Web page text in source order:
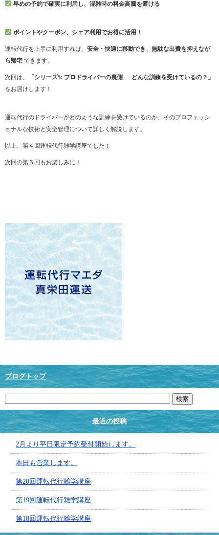
早めの予約で確実に利用し、混雑時の料金高騰を避ける
ポイントやクーポン、シェア利用でお得に活用！
運転代行を上手に利用すれば、 安全・快適に移動でき、無駄な出費を抑えなが
ら帰宅 できます。
次回は、
「シリーズ5: プロドライバーの裏側 — どんな訓練を受けているの？」
をお届けします！
運転代行のドライバーがどのような訓練を受けているのか、そのプロフェッシ
ョナルな技術と安全管理について詳しく解説します。
以上、第４回運転代行雑学講座でした！
次回の第５回もお楽しみに！
ブログトップ
最近の投稿
2月より平日限定予約受付開始します。
本日も営業します。
第20回運転代行雑学講座
第19回運転代行雑学講座
第18回運転代行雑学講座